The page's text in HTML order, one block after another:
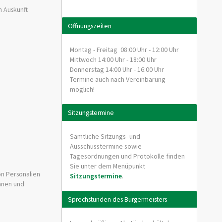
Auskunft
Personalien
und
Öffnungszeiten
Montag - Freitag 08:00 Uhr - 12:00 Uhr
Mittwoch 14:00 Uhr - 18:00 Uhr
Donnerstag 14:00 Uhr - 16:00 Uhr
Termine auch nach Vereinbarung
möglich!
Sitzungstermine
Sämtliche Sitzungs- und
Ausschusstermine sowie
Tagesordnungen und Protokolle finden
Sie unter dem Menüpunkt
Sitzungstermine.
Sprechstunden des Bürgermeisters